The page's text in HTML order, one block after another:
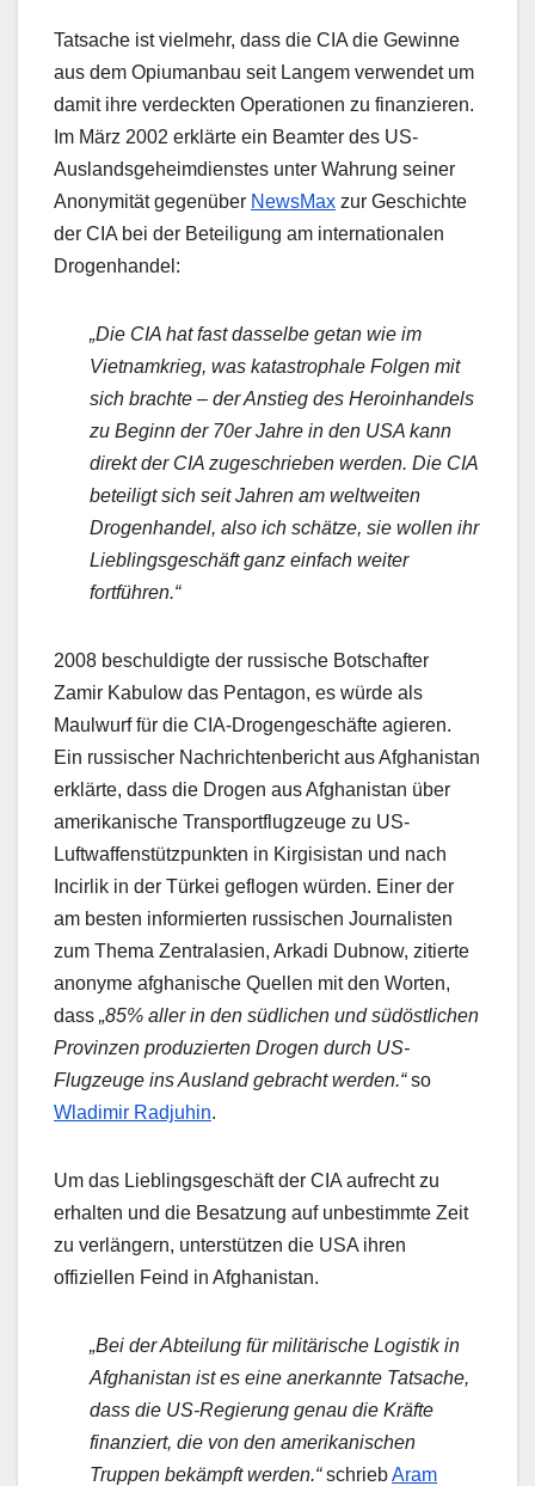
Tatsache ist vielmehr, dass die CIA die Gewinne
aus dem Opiumanbau seit Langem verwendet um
damit ihre verdeckten Operationen zu finanzieren.
Im März 2002 erklärte ein Beamter des US-
Auslandsgeheimdienstes unter Wahrung seiner
Anonymität gegenüber NewsMax zur Geschichte
der CIA bei der Beteiligung am internationalen
Drogenhandel:
„Die CIA hat fast dasselbe getan wie im
Vietnamkrieg, was katastrophale Folgen mit
sich brachte – der Anstieg des Heroinhandels
zu Beginn der 70er Jahre in den USA kann
direkt der CIA zugeschrieben werden. Die CIA
beteiligt sich seit Jahren am weltweiten
Drogenhandel, also ich schätze, sie wollen ihr
Lieblingsgeschäft ganz einfach weiter
fortführen.“
2008 beschuldigte der russische Botschafter
Zamir Kabulow das Pentagon, es würde als
Maulwurf für die CIA-Drogengeschäfte agieren.
Ein russischer Nachrichtenbericht aus Afghanistan
erklärte, dass die Drogen aus Afghanistan über
amerikanische Transportflugzeuge zu US-
Luftwaffenstützpunkten in Kirgisistan und nach
Incirlik in der Türkei geflogen würden. Einer der
am besten informierten russischen Journalisten
zum Thema Zentralasien, Arkadi Dubnow, zitierte
anonyme afghanische Quellen mit den Worten,
dass „85% aller in den südlichen und südöstlichen
Provinzen produzierten Drogen durch US-
Flugzeuge ins Ausland gebracht werden.“so
Wladimir Radjuhin.
Um das Lieblingsgeschäft der CIA aufrecht zu
erhalten und die Besatzung auf unbestimmte Zeit
zu verlängern, unterstützen die USA ihren
offiziellen Feind in Afghanistan.
„Bei der Abteilung für militärische Logistik in
Afghanistan ist es eine anerkannte Tatsache,
dass die US-Regierung genau die Kräfte
finanziert, die von den amerikanischen
Truppen bekämpft werden.“schriebAram